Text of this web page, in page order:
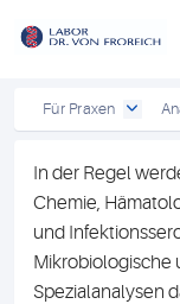
Für Praxen
In der Regel
Chemie,
und
Mikrobiologische
Spezialanalysen